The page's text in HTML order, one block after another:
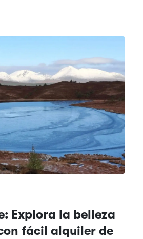
Explora la belleza
fácil alquiler de